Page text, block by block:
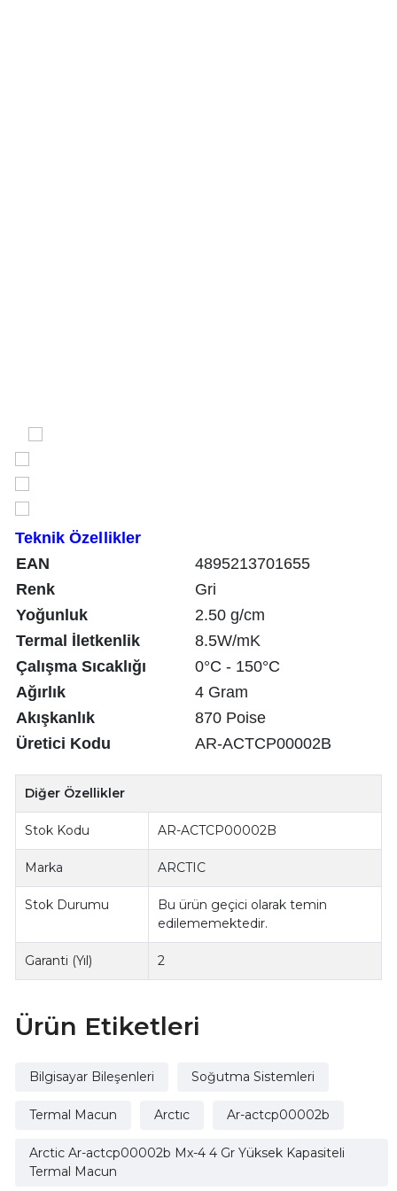
Teknik Özellikler
EAN
4895213701655
Renk
Gri
Yoğunluk
2.50 g/cm
Termal İletkenlik
8.5W/mK
Çalışma Sıcaklığı
0°C - 150°C
Ağırlık
4 Gram
Akışkanlık
870 Poise
Üretici Kodu
AR-ACTCP00002B
Diğer Özellikler
Stok Kodu AR-ACTCP00002B
Marka ARCTIC
Stok Durumu
Bu ürün geçici olarak temin
edilememektedir.
Garanti (Yıl) 2
Ürün Etiketleri
Bilgisayar Bileşenleri Soğutma Sistemleri
Termal Macun Arctıc Ar-actcp00002b
Arctic Ar-actcp00002b Mx-4 4 Gr Yüksek Kapasiteli
Termal Macun